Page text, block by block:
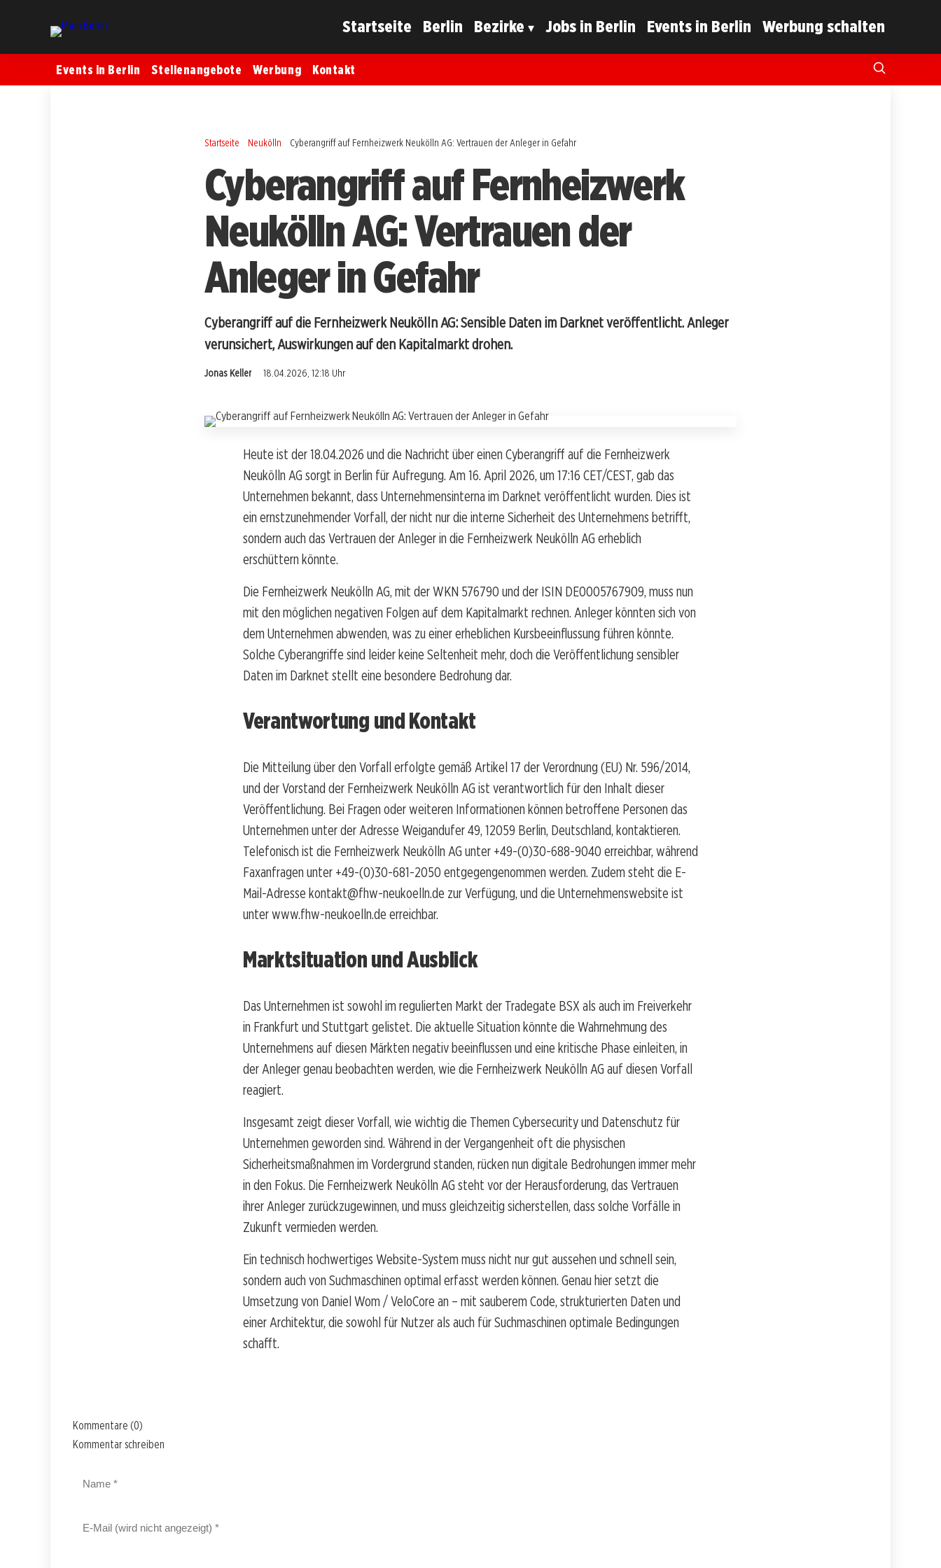
Startseite Berlin Bezirke Jobs in Berlin Events in Berlin Werbung schalten
Events in Berlin Stellenangebote Werbung Kontakt
Startseite Neukölln Cyberangriff auf Fernheizwerk Neukölln AG: Vertrauen der Anleger in Gefahr
Cyberangriff auf Fernheizwerk
Neukölln AG: Vertrauen der
Anleger in Gefahr
Cyberangriff auf die Fernheizwerk Neukölln AG: Sensible Daten im Darknet veröffentlicht. Anleger
verunsichert, Auswirkungen auf den Kapitalmarkt drohen.
Jonas Keller 18.04.2026, 12:18 Uhr
Heute ist der 18.04.2026 und die Nachricht über einen Cyberangriff auf die Fernheizwerk
Neukölln AG sorgt in Berlin für Aufregung. Am 16. April 2026, um 17:16 CET/CEST, gab das
Unternehmen bekannt, dass Unternehmensinterna im Darknet veröffentlicht wurden. Dies ist
ein ernstzunehmender Vorfall, der nicht nur die interne Sicherheit des Unternehmens betrifft,
sondern auch das Vertrauen der Anleger in die Fernheizwerk Neukölln AG erheblich
erschüttern könnte.
Die Fernheizwerk Neukölln AG, mit der WKN 576790 und der ISIN DE0005767909, muss nun
mit den möglichen negativen Folgen auf dem Kapitalmarkt rechnen. Anleger könnten sich von
dem Unternehmen abwenden, was zu einer erheblichen Kursbeeinflussung führen könnte.
Solche Cyberangriffe sind leider keine Seltenheit mehr, doch die Veröffentlichung sensibler
Daten im Darknet stellt eine besondere Bedrohung dar.
Verantwortung und Kontakt
Die Mitteilung über den Vorfall erfolgte gemäß Artikel 17 der Verordnung (EU) Nr. 596/2014,
und der Vorstand der Fernheizwerk Neukölln AG ist verantwortlich für den Inhalt dieser
Veröffentlichung. Bei Fragen oder weiteren Informationen können betroffene Personen das
Unternehmen unter der Adresse Weigandufer 49, 12059 Berlin, Deutschland, kontaktieren.
Telefonisch ist die Fernheizwerk Neukölln AG unter +49-(0)30-688-9040 erreichbar, während
Faxanfragen unter +49-(0)30-681-2050 entgegengenommen werden. Zudem steht die E-
Mail-Adresse kontakt@fhw-neukoelln.de zur Verfügung, und die Unternehmenswebsite ist
unter www.fhw-neukoelln.de erreichbar.
Marktsituation und Ausblick
Das Unternehmen ist sowohl im regulierten Markt der Tradegate BSX als auch im Freiverkehr
in Frankfurt und Stuttgart gelistet. Die aktuelle Situation könnte die Wahrnehmung des
Unternehmens auf diesen Märkten negativ beeinflussen und eine kritische Phase einleiten, in
der Anleger genau beobachten werden, wie die Fernheizwerk Neukölln AG auf diesen Vorfall
reagiert.
Insgesamt zeigt dieser Vorfall, wie wichtig die Themen Cybersecurity und Datenschutz für
Unternehmen geworden sind. Während in der Vergangenheit oft die physischen
Sicherheitsmaßnahmen im Vordergrund standen, rücken nun digitale Bedrohungen immer mehr
in den Fokus. Die Fernheizwerk Neukölln AG steht vor der Herausforderung, das Vertrauen
ihrer Anleger zurückzugewinnen, und muss gleichzeitig sicherstellen, dass solche Vorfälle in
Zukunft vermieden werden.
Ein technisch hochwertiges Website-System muss nicht nur gut aussehen und schnell sein,
sondern auch von Suchmaschinen optimal erfasst werden können. Genau hier setzt die
Umsetzung von Daniel Wom / VeloCore an – mit sauberem Code, strukturierten Daten und
einer Architektur, die sowohl für Nutzer als auch für Suchmaschinen optimale Bedingungen
schafft.
Kommentare (0)
Kommentar schreiben